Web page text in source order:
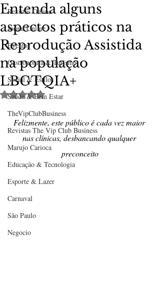
Revistas Online
Jornal Online
Eventos
Gastronomia & Turismo
Social & Estilos
Saúde & Bem Estar
TheVipClubBusiness
Revistas The Vip Club Business
Marujo Carioca
Educação & Tecnologia
Esporte & Lazer
Carnaval
São Paulo
Negocio
Entenda alguns
aspectos práticos na
Reprodução Assistida
na população
LBGTQIA+
Avaliado com NaN de 5 estrelas.
Felizmente, este público é cada vez maior
nas clínicas, desbancando qualquer
preconceito